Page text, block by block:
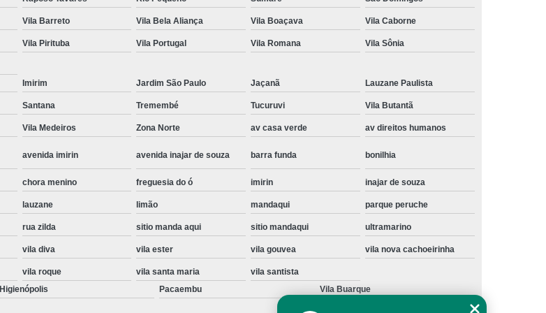
Instalação de Maquina de Lavar Roupa
Instalação de Maquina de Lavar Samsung
Instalação Eletrica Maquina de Lavar Roupa
Instalação Maquina de Lavar Roupa
Instalação para Maquina de Lavar Roupa
Instalar Maquina de Lavar Samsung
Instalar Maquina Lavar Roupa
Maquina de Lavar Roupa Instalação
Samsung Instalação Maquina de Lavar
Instalação de Lava e Seca
Instalação de Lava e Seca Samsung
Instalação de Maquina Lava e Seca
Instalação Lava e Seca
Instalação Lava e Seca Samsung
Instalação Lava Seca
Instalação Maquina Lava e Seca
Instalação Maquina Lava e Seca Samsung
Instalação Samsung Lava e Seca
Lava e Seca Instalação
Lava e Seca Samsung Instalação
Samsung Instalação Lava e Seca
Manutenção de Fogão
Manutenção de Fogão a Gas
Manutenção de Fogão Cooktop
Manutenção de Fogão Electrolux
Manutenção em Fogão
Vila Barreto Vila Bela Aliança Vila Boaçava Vila Caborne
Vila Pirituba Vila Portugal Vila Romana Vila Sônia
Imirim Jardim São Paulo Jaçanã Lauzane Paulista
Santana Tremembé Tucuruvi Vila Butantã
Vila Medeiros Zona Norte av casa verde av direitos humanos
avenida imirin avenida inajar de souza barra funda bonilhia
chora menino freguesia do ó imirin inajar de souza
lauzane limão mandaqui parque peruche
rua zilda sitio manda aqui sitio mandaqui ultramarino
vila diva vila ester vila gouvea vila nova cachoeirinha
vila roque vila santa maria
vila santista
Higienópolis Pacaembu
Vila Buarque